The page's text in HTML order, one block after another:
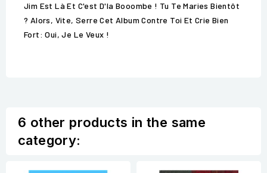
Jim Est Là Et C'est D'la Booombe ! Tu Te Maries Bientôt
? Alors, Vite, Serre Cet Album Contre Toi Et Crie Bien
Fort: Oui, Je Le Veux !
6 other products in the same
category: